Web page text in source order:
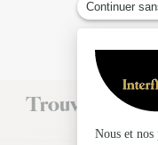
Trouvez un